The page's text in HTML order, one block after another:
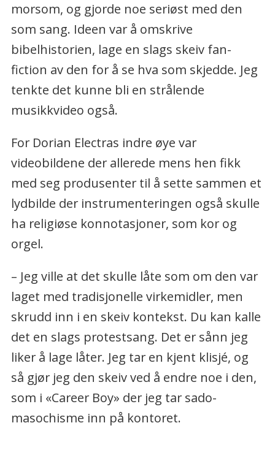
morsom, og gjorde noe seriøst med den
som sang. Ideen var å omskrive
bibelhistorien, lage en slags skeiv fan-
fiction av den for å se hva som skjedde. Jeg
tenkte det kunne bli en strålende
musikkvideo også.
For Dorian Electras indre øye var
videobildene der allerede mens hen fikk
med seg produsenter til å sette sammen et
lydbilde der instrumenteringen også skulle
ha religiøse konnotasjoner, som kor og
orgel.
– Jeg ville at det skulle låte som om den var
laget med tradisjonelle virkemidler, men
skrudd inn i en skeiv kontekst. Du kan kalle
det en slags protestsang. Det er sånn jeg
liker å lage låter. Jeg tar en kjent klisjé, og
så gjør jeg den skeiv ved å endre noe i den,
som i «Career Boy» der jeg tar sado-
masochisme inn på kontoret.